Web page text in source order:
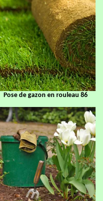
Pose de gazon en rouleau 86